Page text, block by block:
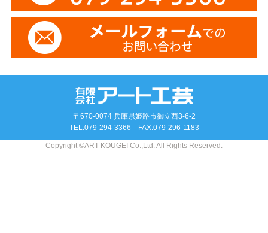
〒670-0074 兵庫県姫路市御立西3-6-2
TEL.079-294-3366 FAX.079-296-1183
Copyright ©ART KOUGEI Co.,Ltd. All Rights Reserved.